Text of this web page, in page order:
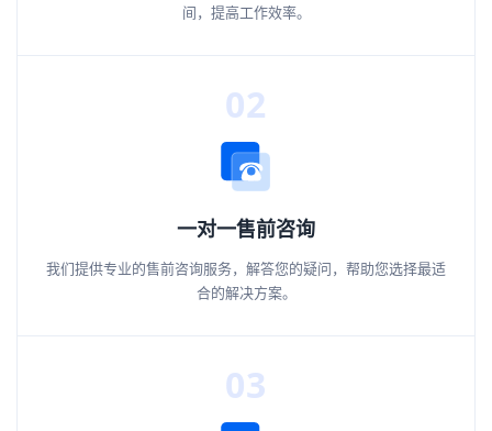
间，提高工作效率。
02
一对一售前咨询
我们提供专业的售前咨询服务，解答您的疑问，帮助您选择最适
合的解决方案。
03